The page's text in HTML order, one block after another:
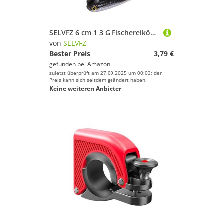
SELVFZ 6 cm 1 3 G Fischereiköder Schwimmköder Köder Paddelschwanz Schwimmbäder Künstliche T Flexibler Fischereiköder
von SELVFZ
Bester Preis
3,79 €
gefunden bei Amazon
zuletzt überprüft am 27.09.2025 um 00:03; der
Preis kann sich seitdem geändert haben.
Keine weiteren Anbieter